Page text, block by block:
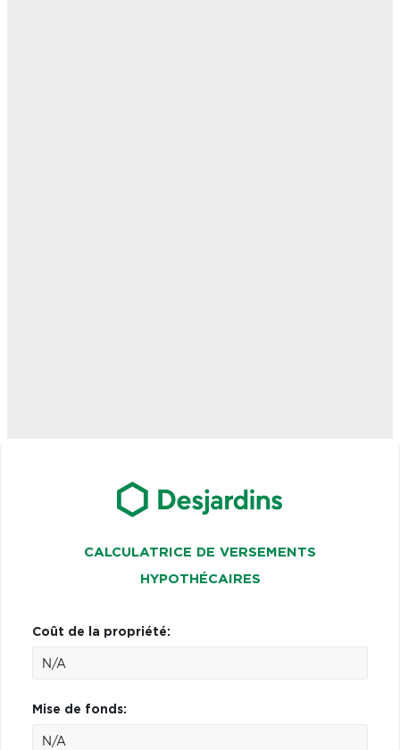
CALCULATRICE DE VERSEMENTS
HYPOTHÉCAIRES
Coût de la propriété:
Mise de fonds: